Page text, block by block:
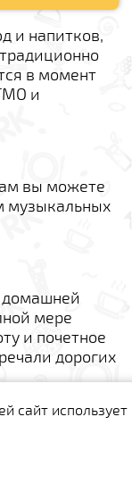
и напитков,
в момент
и
вы можете
музыкальных
домашней
мере
и почетное
дорогих
сайт использует